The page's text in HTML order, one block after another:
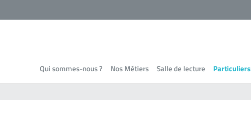
Qui sommes-nous ? Nos Métiers Salle de lecture